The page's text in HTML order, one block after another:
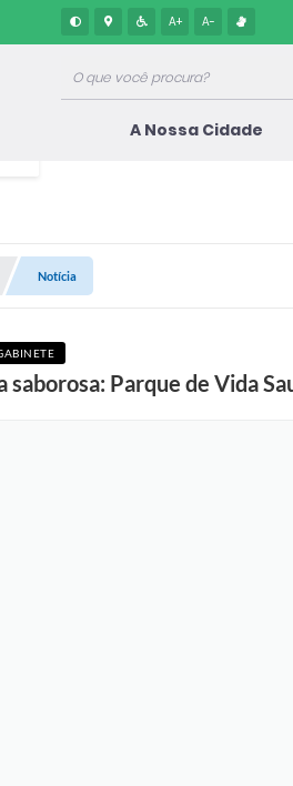
A+ A-
A Nossa Cidade
Notícia
saborosa: Parque de Vida